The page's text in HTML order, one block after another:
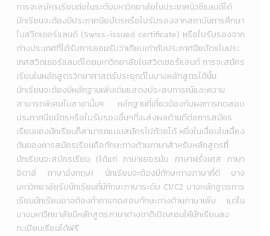
การจะสมัครเรียนต่อในระดับมหาวิทยาลัยในประเทศนิวซีแลนด์ได้
นักเรียนจะต้องมีประกาศนียบัตรหรือใบรับรองจากสถาบันการศึกษา
ในสวิตเซอร์แลนด์ (Swiss-issued certificate) หรือใบรับรองจาก
ต่างประเทศที่ได้รับการยอมรับว่าเทียบเท่ากับประกาศนียบัตรในประ
เทศสวิตเซอร์แลนด์โดยมหาวิทยาลัยในสวิตเซอร์แลนด์ การจะสมัคร
เรียนในหลักสูตรวิทยาศาสตร์ประยุกต์ในบางหลักสูตรได้นั้น
นักเรียนจะต้องมีหลักฐานเพิ่มเติมแสดงประสบการณ์และความ
สามารถพิเศษในสาขานั้นๆ หลักฐานที่เกี่ยวข้องกับผลการทดสอบ
ประกาศนียบัตรหรือใบรับรองอื่นๆที่จะส่งผลด้านดีต่อการสมัคร
เรียนของนักเรียนก็สามารถแนบสมัครไปด้วยได้ หนึ่งในเงื่อนไขเบื้อง
ต้นของการสมัครเรียนคือทักษะทางด้านภาษาสำหรับหลักสูตรที่
นักเรียนจะสมัครเรียน (ได้แก่ ภาษาเยอรมัน ภาษาฝรั่งเศส ภาษา
อิตาลี ภาษาอังกฤษ) นักเรียนจะต้องมีทักษะทางภาษาที่ดี บาง
มหาวิทยาลัยรับนักเรียนที่มีทักษะภาษาระดับ C1/C2 บางหลักสูตรการ
เรียนนักเรียนอาจต้องทำการทดสอบทักษะทางด้านภาษาเพิ่ม แต่ใน
บางมหาวิทยาลัยมีหลักสูตรภาษาต่างชาติเปิดสอนให้นักเรียนลง
ทะเบียนเรียนได้ฟรี